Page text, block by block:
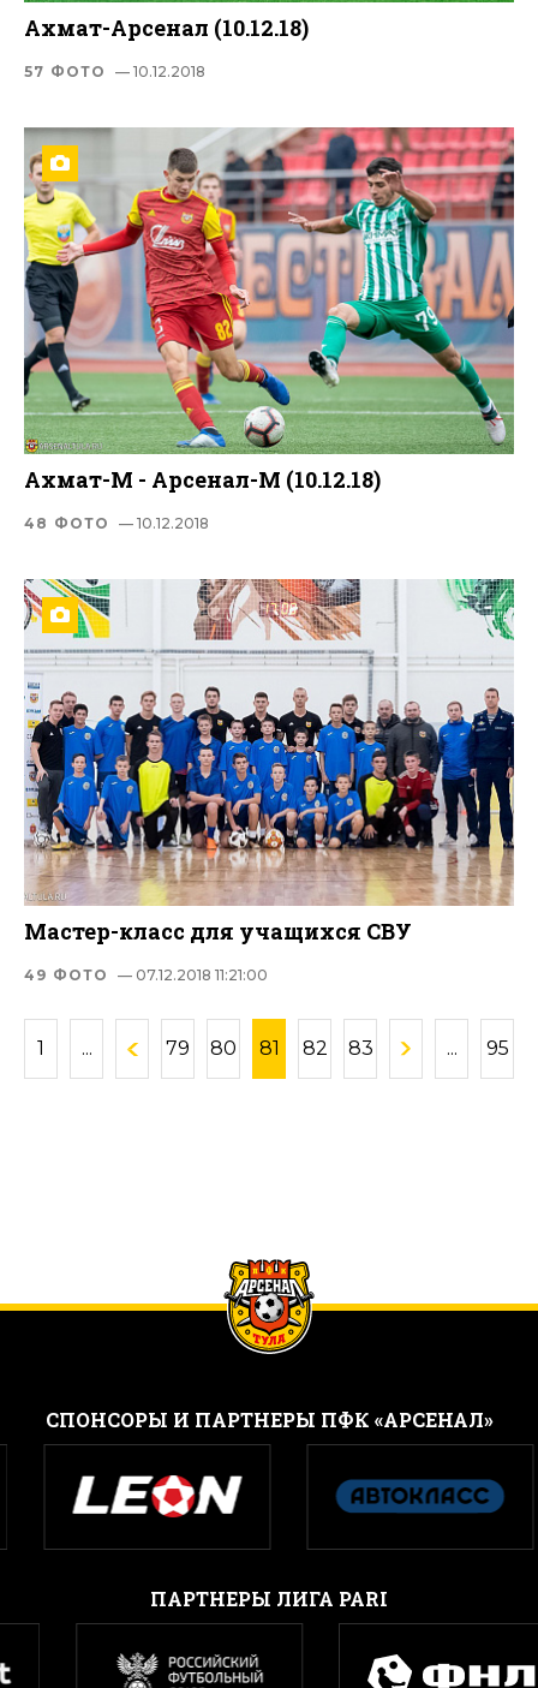
Ахмат-Арсенал (10.12.18)
57 ФОТО — 10.12.2018
Ахмат-М - Арсенал-М (10.12.18)
48 ФОТО — 10.12.2018
Мастер-класс для учащихся СВУ
49 ФОТО — 07.12.2018 11:21:00
1 ... 79 80 81 82 83 ... 95
CПОНСОРЫ И ПАРТНЕРЫ ПФК «АРСЕНАЛ»
ПАРТНЕРЫ ЛИГА PARI